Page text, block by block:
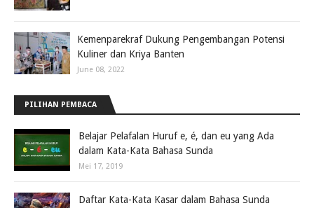
Kemenparekraf Dukung Pengembangan Potensi
Kuliner dan Kriya Banten
June 08, 2022
PILIHAN PEMBACA
Belajar Pelafalan Huruf e, é, dan eu yang Ada
dalam Kata-Kata Bahasa Sunda
Mei 17, 2019
Daftar Kata-Kata Kasar dalam Bahasa Sunda